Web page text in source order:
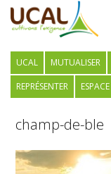
UCAL MUTUALISER
REPRÉSENTER
champ-de-ble